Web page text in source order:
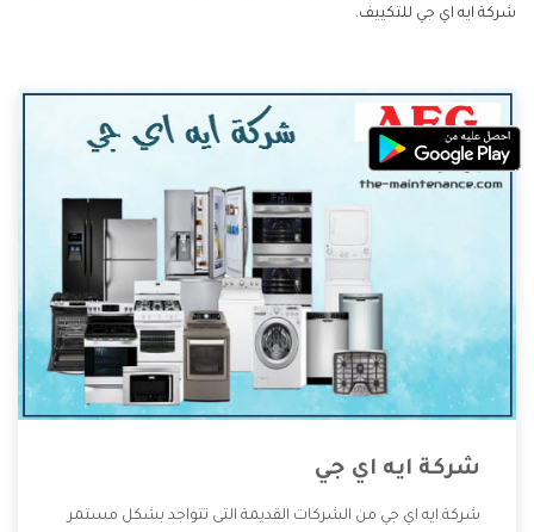
شركة ايه اي جي للتكييف.
شركة ايه اي جي
شركة ايه اي جي من الشركات القديمة التى تتواجد بشكل مستمر